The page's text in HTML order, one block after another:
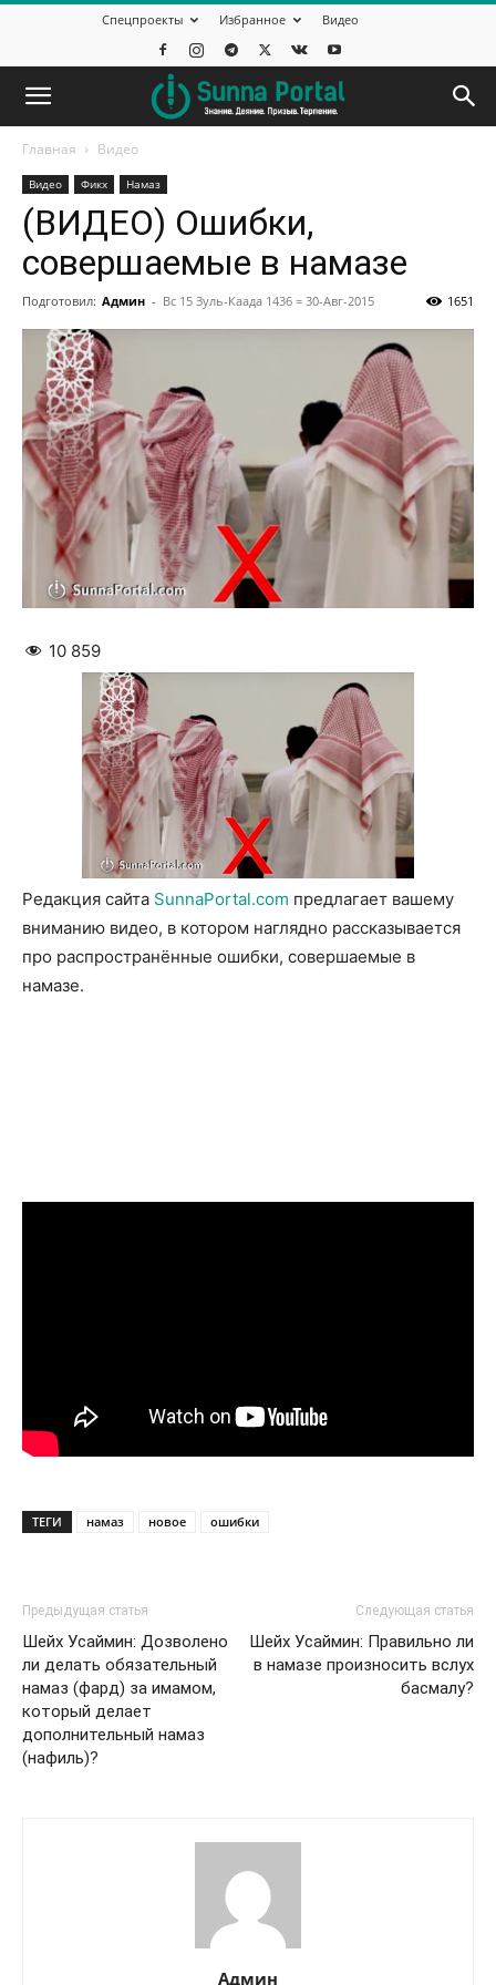
Спецпроекты Избранное Видео
Главная Видео
Видео Фикх Намаз
(ВИДЕО) Ошибки,
совершаемые в намазе
Подготовил: Админ - Вс 15 Зуль-Каада 1436 = 30-Авг-2015 1651
10 859
Редакция сайта SunnaPortal.com предлагает вашему
вниманию видео, в котором наглядно рассказывается
про распространённые ошибки, совершаемые в
намазе.
ТЕГИ намаз новое ошибки
Предыдущая статья
Шейх Усаймин: Дозволено
ли делать обязательный
намаз (фард) за имамом,
который делает
дополнительный намаз
(нафиль)?
Следующая статья
Шейх Усаймин: Правильно ли
в намазе произносить вслух
басмалу?
Админ